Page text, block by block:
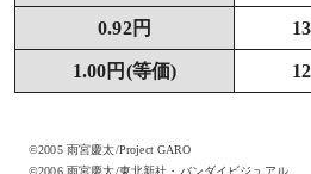
0.92円
1.00円(等価)
©2005 雨宮慶太/Project GARO